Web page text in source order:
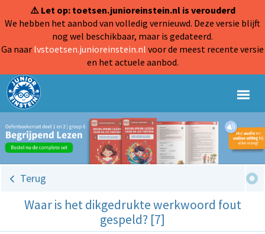
⚠️ Let op: toetsen.junioreinstein.nl is verouderd
We hebben het aanbod van volledig vernieuwd. Deze versie blijft
nog wel beschikbaar, maar is gedateerd.
Ga naar lvstoetsen.junioreinstein.nl voor de meest recente versie
en het actuele aanbod.
Terug
Waar is het dikgedrukte werkwoord fout
gespeld? [7]